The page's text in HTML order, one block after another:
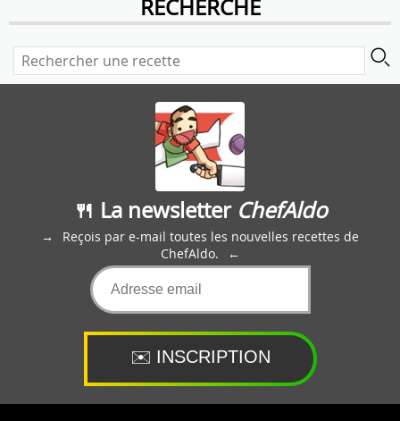
RECHERCHE
🍴 La newsletter ChefAldo
Reçois par e-mail toutes les nouvelles recettes de
ChefAldo.